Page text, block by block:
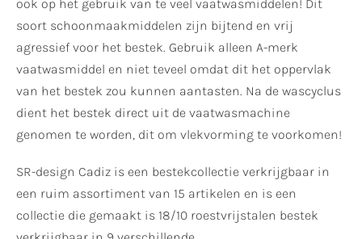
ook op het gebruik van te veel vaatwasmiddelen! Dit
soort schoonmaakmiddelen zijn bijtend en vrij
agressief voor het bestek. Gebruik alleen A-merk
vaatwasmiddel en niet teveel omdat dit het oppervlak
van het bestek zou kunnen aantasten. Na de wascyclus
dient het bestek direct uit de vaatwasmachine
genomen te worden, dit om vlekvorming te voorkomen!
SR-design Cadiz is een bestekcollectie verkrijgbaar in
een ruim assortiment van 15 artikelen en is een
collectie die gemaakt is 18/10 roestvrijstalen bestek